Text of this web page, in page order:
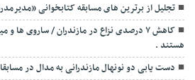
تجلیل از برترین های مسابقه کتابخوانی
کاهش ۷ درصدی نزاع در مازندران / ساروی
هستند‌ .
دست یابی دو نونهال مازندرانی به مدال در